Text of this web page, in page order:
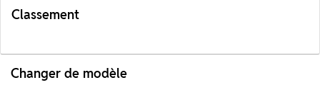
Classement
Changer de modèle